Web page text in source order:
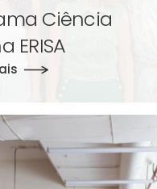
Ciência
ERISA